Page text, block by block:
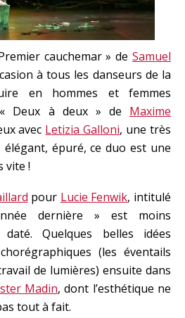
cauchemar » de Samuel
à tous les danseurs de la
en hommes et femmes
Deux à deux » de Maxime
avec Letizia Galloni, une très
élégant, épuré, ce duo est une
vite !
pour Lucie Fenwik, intitulé
dernière » est moins
Quelques belles idées
(les éventails
de lumières) ensuite dans
Madin, dont l’esthétique ne
tout à fait.